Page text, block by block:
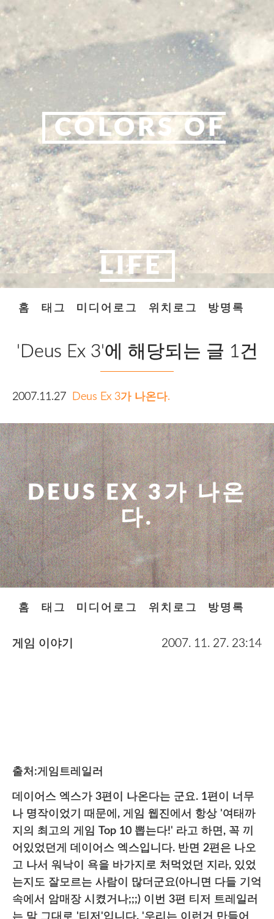
COLORS OF
LIFE
홈 태그 미디어로그 위치로그 방명록
'Deus Ex 3'에 해당되는 글 1건
2007.11.27 Deus Ex 3가 나온다.
DEUS EX 3가 나온
다.
홈 태그 미디어로그 위치로그 방명록
게임 이야기 2007. 11. 27. 23:14
출처:게임트레일러
데이어스 엑스가 3편이 나온다는 군요. 1편이 너무
나 명작이었기 때문에, 게임 웹진에서 항상 '여태까
지의 최고의 게임 Top 10 뽑는다!' 라고 하면, 꼭 끼
어있었던게 데이어스 엑스입니다. 반면 2편은 나오
고 나서 워낙이 욕을 바가지로 처먹었던 지라, 있었
는지도 잘모르는 사람이 많더군요(아니면 다들 기억
속에서 암매장 시켰거나;;;) 이번 3편 티저 트레일러
는 말 그대로 '티저'입니다. '우리는 이런거 만들어